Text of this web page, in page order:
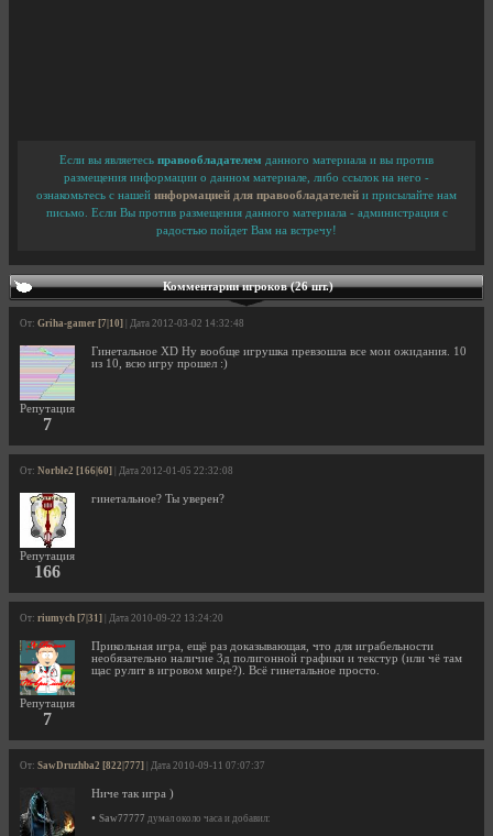
Если вы являетесь правообладателем данного материала и вы против
размещения информации о данном материале, либо ссылок на него -
ознакомьтесь с нашей информацией для правообладателей и присылайте нам
письмо. Если Вы против размещения данного материала - администрация с
радостью пойдет Вам на встречу!
Комментарии игроков (26 шт.)
От: Griha-gamer [7|10] | Дата 2012-03-02 14:32:48
Репутация
7
Гинетальное XD Ну вообще игрушка превзошла все мои ожидания. 10
из 10, всю игру прошел :)
От: Norble2 [166|60] | Дата 2012-01-05 22:32:08
Репутация
166
гинетальное? Ты уверен?
От: riumych [7|31] | Дата 2010-09-22 13:24:20
Репутация
7
Прикольная игра, ещё раз доказывающая, что для играбельности
необязательно наличие 3д полигонной графики и текстур (или чё там
щас рулит в игровом мире?). Всё гинетальное просто.
От: SawDruzhba2 [822|777] | Дата 2010-09-11 07:07:37
Ниче так игра )
• Saw77777 думал около часа и добавил: